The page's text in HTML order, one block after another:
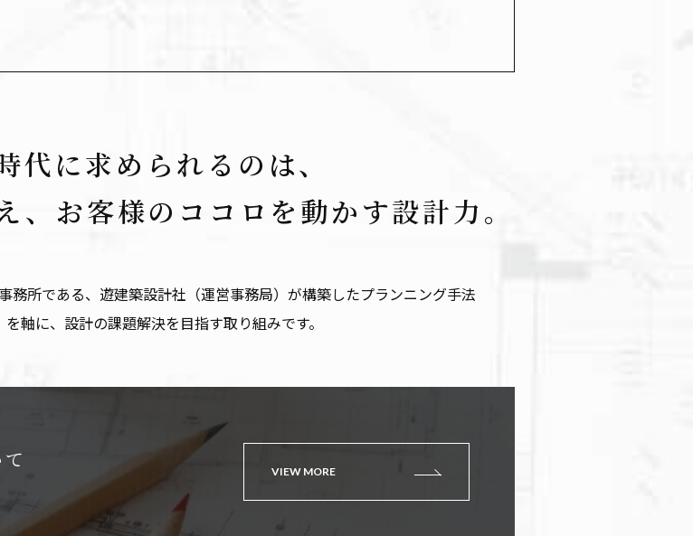
代に求められるのは、
お客様のココロを動かす設計力。
務所である、遊建築設計社（運営事務局）が構築したプランニング手法
を軸に、設計の課題解決を目指す取り組みです。
VIEW MORE